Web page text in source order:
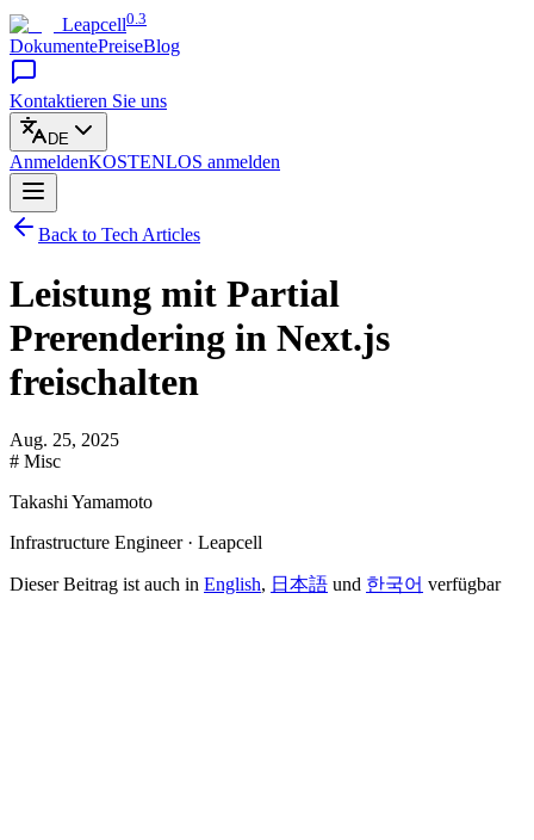
Leapcell0.3
DokumentePreiseBlog
Kontaktieren Sie uns
DE
AnmeldenKOSTENLOS anmelden
Back to Tech Articles
Leistung mit Partial
Prerendering in Next.js
freischalten
Aug. 25, 2025
# Misc
Takashi Yamamoto
Infrastructure Engineer · Leapcell
Dieser Beitrag ist auch in English, 日本語 und 한국어 verfügbar